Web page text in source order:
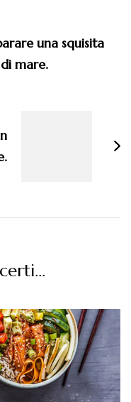
una squisita
mare.